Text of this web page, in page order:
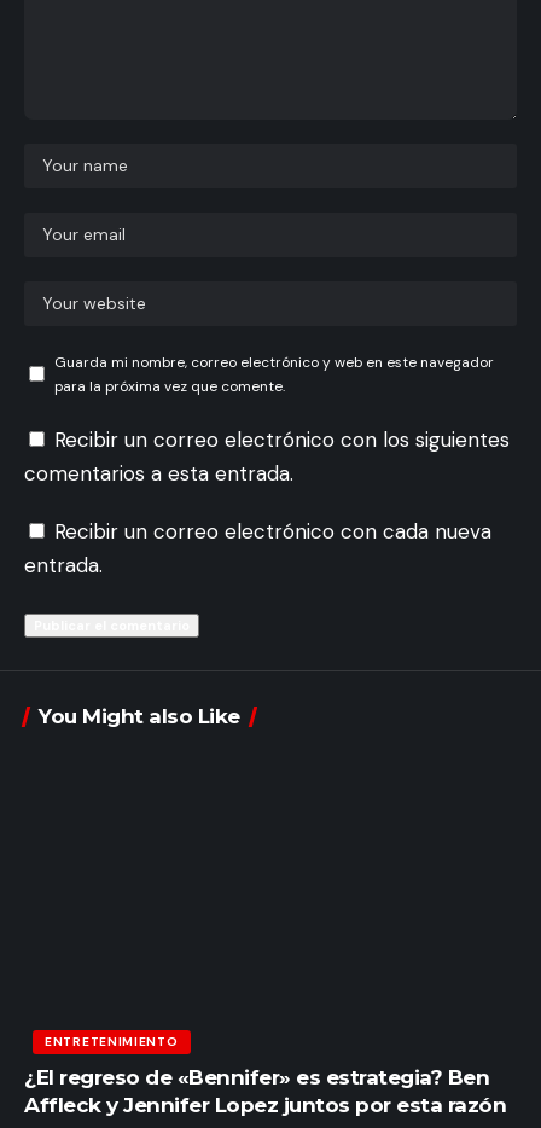
Guarda mi nombre, correo electrónico y web en este navegador
para la próxima vez que comente.
Recibir un correo electrónico con los siguientes
comentarios a esta entrada.
Recibir un correo electrónico con cada nueva
entrada.
You Might also Like
ENTRETENIMIENTO
¿El regreso de «Bennifer» es estrategia? Ben
Affleck y Jennifer Lopez juntos por esta razón